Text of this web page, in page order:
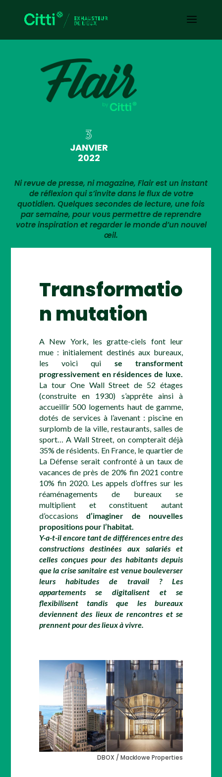
3
JANVIER
2022
Ni revue de presse, ni magazine, Flair est un instant
de réflexion qui s’invite dans le flux de votre
quotidien. Quelques secondes de lecture, une fois
par semaine, pour vous permettre de reprendre
votre inspiration et regarder le monde d’un nouvel
œil.
Transformatio
n mutation
A New York, les gratte-ciels font leur
mue : initialement destinés aux bureaux,
les voici qui se transforment
progressivement en résidences de luxe.
La tour One Wall Street de 52 étages
(construite en 1930) s’apprête ainsi à
accueillir 500 logements haut de gamme,
dotés de services à l’avenant : piscine en
surplomb de la ville, restaurants, salles de
sport… A Wall Street, on compterait déjà
35% de résidents. En France, le quartier de
La Défense serait confronté à un taux de
vacances de près de 20% fin 2021 contre
10% fin 2020. Les appels d’offres sur les
réaménagements de bureaux se
multiplient et constituent autant
d’occasionsd’imaginer de nouvelles
propositions pour l’habitat.
Y-a-t-il encore tant de différences entre des
constructions destinées aux salariés et
celles conçues pour des habitants depuis
que la crise sanitaire est venue bouleverser
leurs habitudes de travail ? Les
appartements se digitalisent et se
flexibilisent tandis que les bureaux
deviennent des lieux de rencontres et se
prennent pour des lieux à vivre.
DBOX / Macklowe Properties